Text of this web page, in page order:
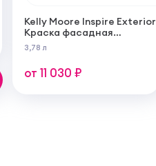
Kelly Moore Inspire Exterior
Краска фасадная
самогрунтующаяся
суперукрывистая ультра
матовая
3,78 л
от 11 030 ₽